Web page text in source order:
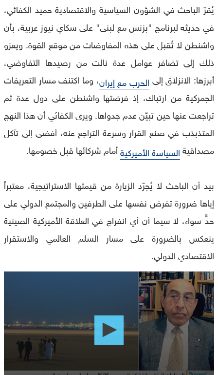
يُقرّ الباحث في الشؤون السياسية والاقتصادية حميد الكفائي،
في حديثه لبرنامج "بزنس مع لبنى" على سكاي نيوز عربية، بأن
واشنطن لا تُقبل على هذه المفاوضات من موقع القوة. ويعزو
ذلك إلى تضافر عوامل عدة نالت من رصيدها التفاوضي،
أبرزها: الانزلاق إلى الحرب مع إيران، وما اكتنف مسار التعريفات
الجمركية من ارتباك، إذ فرضتها واشنطن على دول عدة ثم
تراجعت عنها حين تبيّن عدم جدواها. ويرى الكفائي أن هذا النهج
المتذبذب في صنع القرار وسرعة التراجع عنه، أفضى إلى تآكل
مصداقيةالسياسة الأميركيةأمام شركائها قبل خصومها.
بيد أن الباحث لا يُجرّد الزيارة من قيمتها الاستراتيجية، معتبراً
إياها ضرورة تفرض نفسها على الطرفين والمجتمع الدولي على
حدٍّ سواء، لا سيما أن أي انفراج في العلاقة الأميركية الصينية
ينعكس بالضرورة على مسار السلم العالمي والاستقرار
الاقتصادي الدولي.
seconds